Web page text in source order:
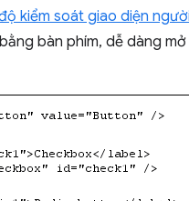
kiểm soát giao diện
bàn phím, dễ dàng